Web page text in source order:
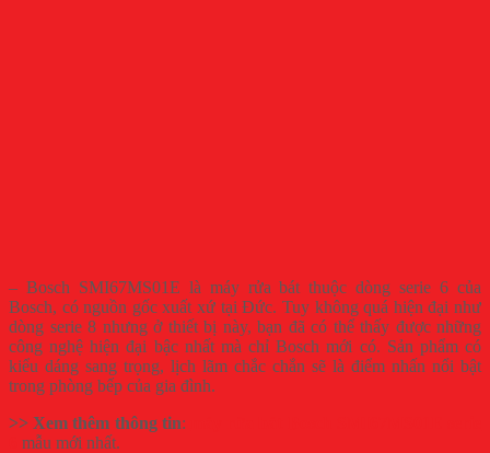
– Bosch SMI67MS01E là máy rửa bát thuộc dòng serie 6 của
Bosch, có nguồn gốc xuất xứ tại Đức. Tuy không quá hiện đại như
dòng serie 8 nhưng ở thiết bị này, bạn đã có thể thấy được những
công nghệ hiện đại bậc nhất mà chỉ Bosch mới có. Sản phẩm có
kiểu dáng sang trọng, lịch lãm chắc chắn sẽ là điểm nhấn nổi bật
trong phòng bếp của gia đình.
>> Xem thêm thông tin:
mẫu mới nhất.